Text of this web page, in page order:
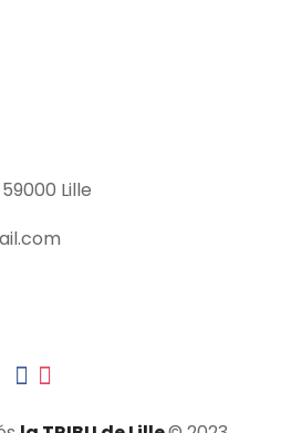
Lille